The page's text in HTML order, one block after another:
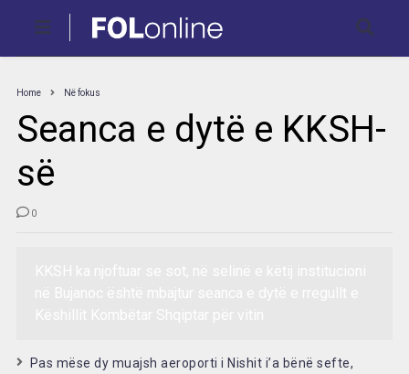
Home Në fokus
Seanca e dytë e KKSH-
së
0
Pas mëse dy muajsh aeroporti i Nishit i’a bënë sefte,